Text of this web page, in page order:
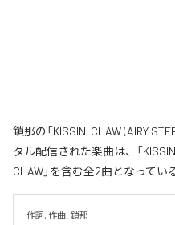
鎖那の「KISSIN' CLAW (AIRY
タル配信された楽曲は、「
CLAW」を含む全2曲となってい
作詞, 作曲: 鎖那